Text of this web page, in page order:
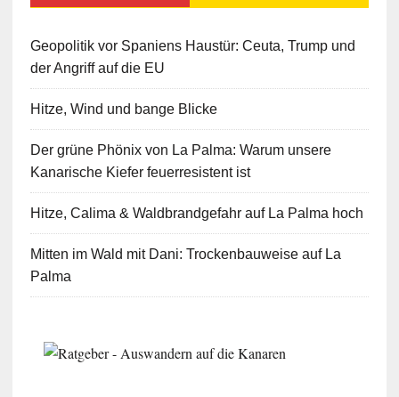
Geopolitik vor Spaniens Haustür: Ceuta, Trump und
der Angriff auf die EU
Hitze, Wind und bange Blicke
Der grüne Phönix von La Palma: Warum unsere
Kanarische Kiefer feuerresistent ist
Hitze, Calima & Waldbrandgefahr auf La Palma hoch
Mitten im Wald mit Dani: Trockenbauweise auf La
Palma